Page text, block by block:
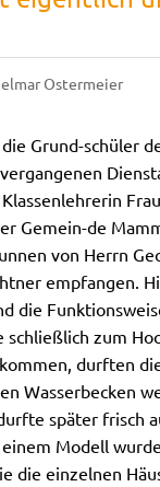
Ostermeier
Grund-schüler
Gemein-de
von Herrn
empfangen.
die
schließlich zum
durften
Wasserbecken
später frisch
Modell
die einzelnen